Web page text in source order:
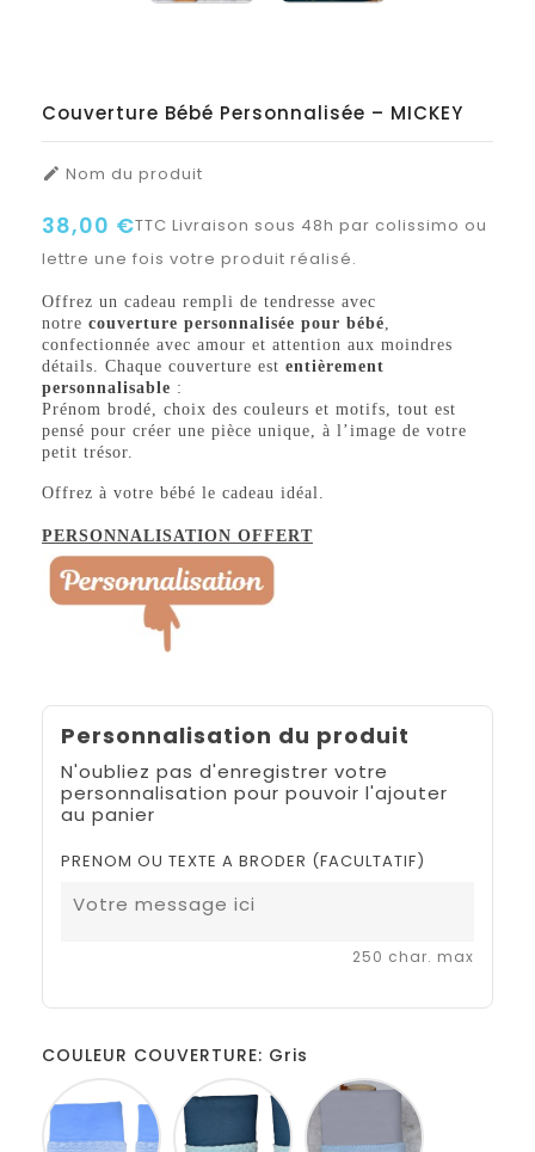
Couverture Bébé Personnalisée – MICKEY
 Nom du produit
38,00 €TTC Livraison sous 48h par colissimo ou
lettre une fois votre produit réalisé.
Offrez un cadeau rempli de tendresse avec
notre couverture personnalisée pour bébé
confectionnée avec amour et attention aux moindres
détails. Chaque couverture est entièrement
personnalisable :
Prénom brodé, choix des couleurs et motifs, tout est
pensé pour créer une pièce unique, à l’image de votre
petit trésor.
Offrez à votre bébé le cadeau idéal.
PERSONNALISATION OFFERT
Personnalisation du produit
N'oubliez pas d'enregistrer votre
personnalisation pour pouvoir l'ajouter
au panier
PRENOM OU TEXTE A BRODER (FACULTATIF)
250 char. max
COULEUR COUVERTURE: Gris
Bleu
Bleu
pétrole
vert